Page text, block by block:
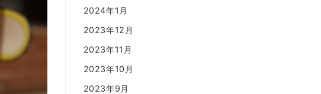
2024年1月
2023年12月
2023年11月
2023年10月
2023年9月